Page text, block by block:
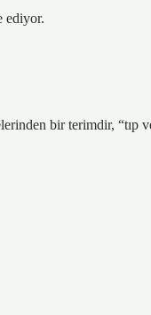
ediyor.
bir terimdir, “tıp